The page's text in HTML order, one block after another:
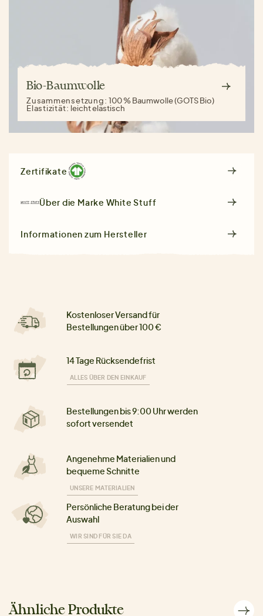
Bio-Baumwolle
Zusammensetzung:100 % Baumwolle (GOTS Bio)
Elastizität: leicht elastisch
Zertifikate
Über die Marke White Stuff
Informationen zum Hersteller
Kostenloser Versand für
Bestellungen über 100 €
14 Tage Rücksendefrist
ALLES ÜBER DEN EINKAUF
Bestellungen bis 9:00 Uhr werden
sofort versendet
Angenehme Materialien und
bequeme Schnitte
UNSERE MATERIALIEN
Persönliche Beratung bei der
Auswahl
WIR SIND FÜR SIE DA
Ähnliche Produkte